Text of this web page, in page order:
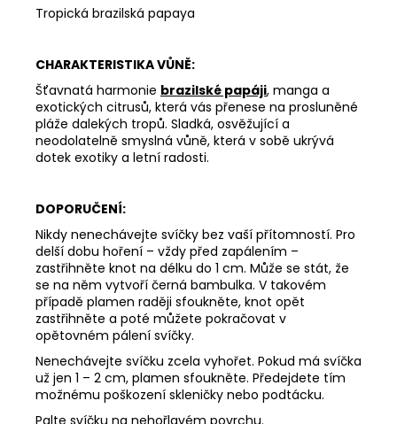
Tropická brazilská papaya
CHARAKTERISTIKA VŮNĚ:
Šťavnatá harmonie brazilské papáji, manga a
exotických citrusů, která vás přenese na prosluněné
pláže dalekých tropů. Sladká, osvěžující a
neodolatelně smyslná vůně, která v sobě ukrývá
dotek exotiky a letní radosti.
DOPORUČENÍ:
Nikdy nenechávejte svíčky bez vaší přítomností. Pro
delší dobu hoření – vždy před zapálením –
zastřihněte knot na délku do 1 cm. Může se stát, že
se na něm vytvoří černá bambulka. V takovém
případě plamen raději sfoukněte, knot opět
zastřihněte a poté můžete pokračovat v
opětovném pálení svíčky.
Nenechávejte svíčku zcela vyhořet. Pokud má svíčka
už jen 1 – 2 cm, plamen sfoukněte. Předejdete tím
možnému poškození skleničky nebo podtácku.
Palte svíčku na nehořlavém povrchu.
162